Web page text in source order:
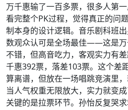
万千惠输了一百多票，很多人第
看完整个PK过程，觉得真正的问
制本身的设计逻辑。音乐剧科班
数观众认可是全场最佳——这是万
不错，但高音吃力，客观实力有
千惠392票，落差103票。这个差
算离谱，但放在一场唱跳竞演里，
当人气权重无限放大，实力就变
关键的是拉票环节。孙怡反复哭